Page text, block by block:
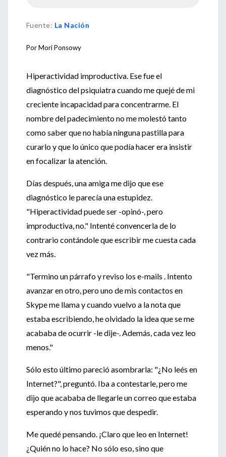
Fuente: La Nación
Por Mori Ponsowy
Hiperactividad improductiva. Ese fue el
diagnóstico del psiquiatra cuando me quejé de mi
creciente incapacidad para concentrarme. El
nombre del padecimiento no me molestó tanto
como saber que no había ninguna pastilla para
curarlo y que lo único que podía hacer era insistir
en focalizar la atención.
Días después, una amiga me dijo que ese
diagnóstico le parecía una estupidez.
"Hiperactividad puede ser -opinó-, pero
improductiva, no." Intenté convencerla de lo
contrario contándole que escribir me cuesta cada
vez más.
"Termino un párrafo y reviso los e-mails . Intento
avanzar en otro, pero uno de mis contactos en
Skype me llama y cuando vuelvo a la nota que
estaba escribiendo, he olvidado la idea que se me
acababa de ocurrir -le dije-. Además, cada vez leo
menos."
Sólo esto último pareció asombrarla: "¿No leés en
Internet?", preguntó. Iba a contestarle, pero me
dijo que acababa de llegarle un correo que estaba
esperando y nos tuvimos que despedir.
Me quedé pensando. ¡Claro que leo en Internet!
¿Quién no lo hace? No sólo eso, sino que